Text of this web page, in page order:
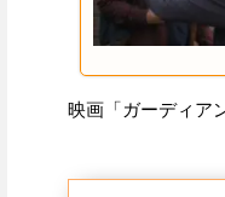
映画「ガーディア